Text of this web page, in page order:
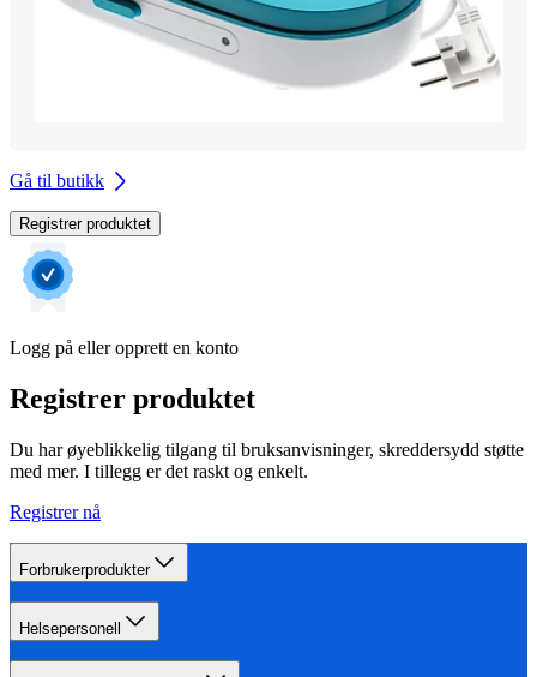
Gå til butikk
Registrer produktet
Logg på eller opprett en konto
Registrer produktet
Du har øyeblikkelig tilgang til bruksanvisninger, skreddersydd støtte
med mer. I tillegg er det raskt og enkelt.
Registrer nå
Forbrukerprodukter
Helsepersonell